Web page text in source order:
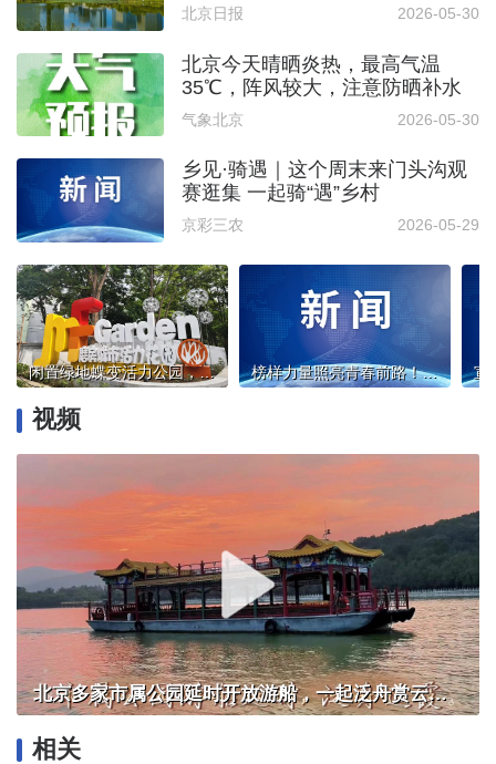
北京日报 2026-05-30
北京今天晴晒炎热，最高气温
35℃，阵风较大，注意防晒补水
气象北京 2026-05-30
乡见·骑遇｜这个周末来门头沟观
赛逛集 一起骑“遇”乡村
京彩三农 2026-05-29
闲置绿地蝶变活力公园，磨房城市活力花园焕新开园 榜样力量照亮青春前路！2026年“信仰行”先进人物面对面首场宣讲走进清华大学
视频
北京多家市属公园延时开放游船，一起泛舟赏云霞！
相关